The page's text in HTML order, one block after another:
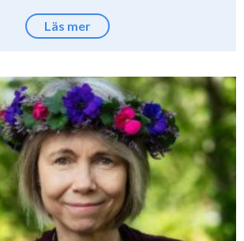
Läs mer